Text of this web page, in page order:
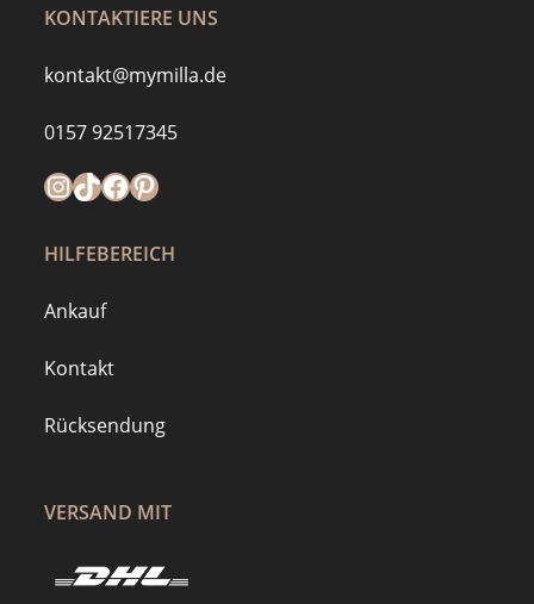
KONTAKTIERE UNS
kontakt@mymilla.de
0157 92517345
Instagram
https://www.tiktok.com/@mymilla.de
Facebook
Pinterest
HILFEBEREICH
Ankauf
Kontakt
Rücksendung
VERSAND MIT